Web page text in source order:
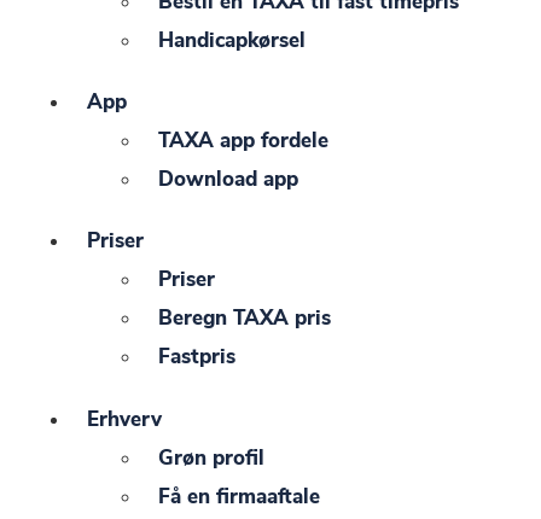
Handicapkørsel
App
TAXA app fordele
Download app
Priser
Priser
Beregn TAXA pris
Fastpris
Erhverv
Grøn profil
Få en firmaaftale